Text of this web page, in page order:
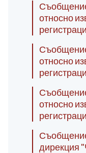
относно
относно
относно
дирекция